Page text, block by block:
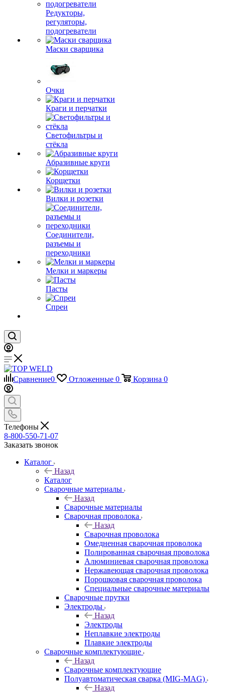
Редукторы,
регуляторы,
подогреватели
Маски сварщика
Очки
Краги и перчатки
Светофильтры и
стёкла
Абразивные круги
Корщетки
Вилки и розетки
Соединители,
разъемы и
переходники
Мелки и маркеры
Пасты
Спреи
Сравнение0 Отложенные 0 Корзина 0
Телефоны
8-800-550-71-07
Заказать звонок
Каталог
Назад
Каталог
Сварочные материалы
Назад
Сварочные материалы
Сварочная проволока
Назад
Сварочная проволока
Омедненная сварочная проволока
Полированная сварочная проволока
Алюминиевая сварочная проволока
Нержавеющая сварочная проволока
Порошковая сварочная проволока
Специальные сварочные материалы
Сварочные прутки
Электроды
Назад
Электроды
Неплавкие электроды
Плавкие электроды
Сварочные комплектующие
Назад
Сварочные комплектующие
Полуавтоматическая сварка (MIG-MAG)
Назад